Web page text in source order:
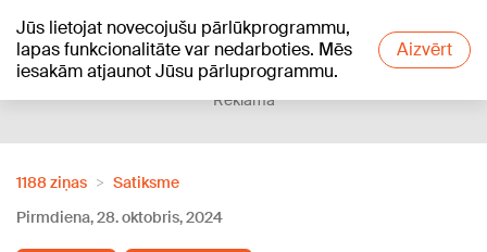
Jūs lietojat novecojušu pārlūkprogrammu,
lapas funkcionalitāte var nedarboties. Mēs
iesakām atjaunot Jūsu pārluprogrammu.
Aizvērt
+16°C
Reklāma
1188 ziņas
Satiksme
Pirmdiena, 28. oktobris, 2024